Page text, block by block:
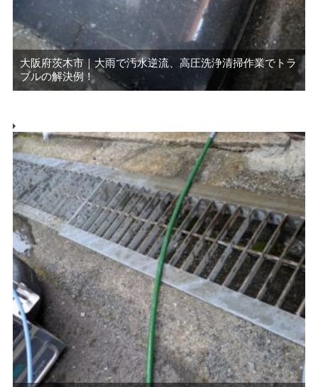
大阪府茨木市｜大雨で汚水逆流、高圧洗浄清掃作業でトラ
ブルの解決例！